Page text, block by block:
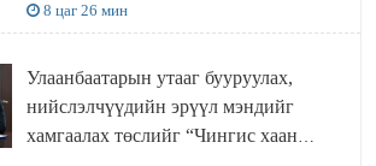
8 цаг 26 мин
Улаанбаатарын утааг бууруулах,
нийслэлчүүдийн эрүүл мэндийг
хамгаалах төслийг “Чингис хаан